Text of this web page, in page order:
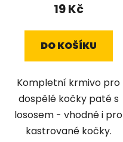
19 Kč
DO KOŠÍKU
Kompletní krmivo pro
dospělé kočky paté s
lososem - vhodné i pro
kastrované kočky.